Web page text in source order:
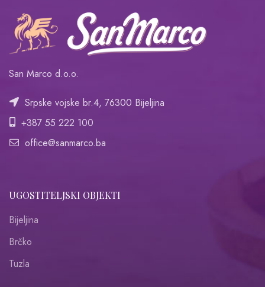
San Marco d.o.o.
Srpske vojske br.4, 76300 Bijeljina
+387 55 222 100
office@sanmarco.ba
UGOSTITELJSKI OBJEKTI
Bijeljina
Brčko
Tuzla